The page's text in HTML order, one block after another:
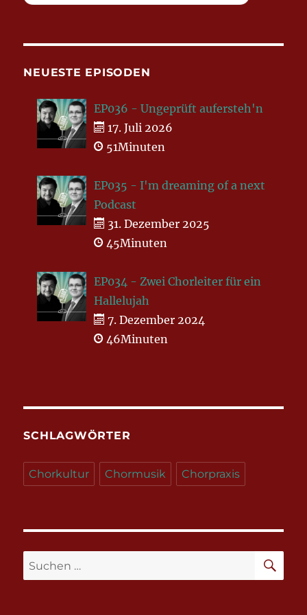
NEUESTE EPISODEN
EP036 - Ungeprüft aufersteh'n
17. Juli 2026
51Minuten
EP035 - I'm dreaming of a next
Podcast
31. Dezember 2025
45Minuten
EP034 - Zwei Chorleiter für ein
Hallelujah
7. Dezember 2024
46Minuten
SCHLAGWÖRTER
Chorkultur Chormusik Chorpraxis
Suchen
nach: